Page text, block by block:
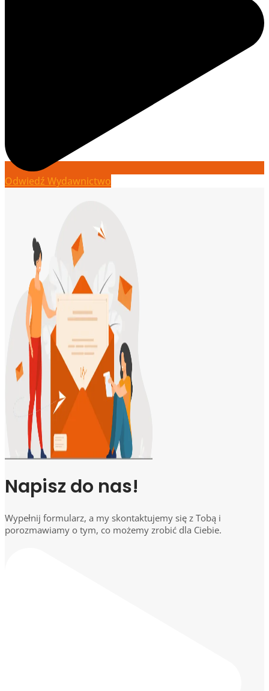
Odwiedź Wydawnictwo
Napisz do nas!
Wypełnij formularz, a my skontaktujemy się z Tobą i
porozmawiamy o tym, co możemy zrobić dla Ciebie.